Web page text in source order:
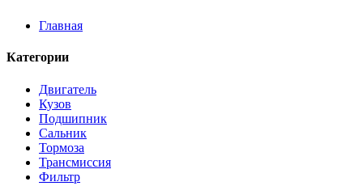
Главная
Категории
Двигатель
Кузов
Подшипник
Сальник
Тормоза
Трансмиссия
Фильтр